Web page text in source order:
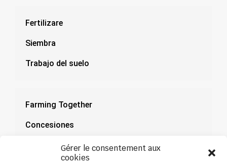
Gérer le consentement aux
cookies
Fertilizare
Siembra
Trabajo del suelo
Farming Together
Concesiones
Documentación